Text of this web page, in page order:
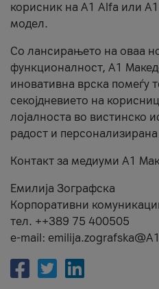
корисник на А1 Alfa или
модел.
Со лансирањето на оваа
функционалност, А1
иновативна врска помеѓу
секојдневието на
лојалноста во вистинско
радост и
Контакт за медиуми А1
Емилија Зографска
Корпоративни
тел. ++389 75 400505
e-mail: